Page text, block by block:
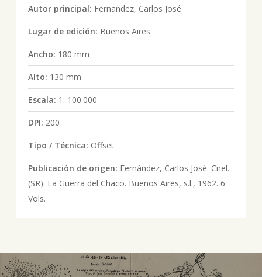
Autor principal: Fernandez, Carlos José
Lugar de edición: Buenos Aires
Ancho: 180 mm
Alto: 130 mm
Escala: 1: 100.000
DPI: 200
Tipo / Técnica: Offset
Publicación de origen: Fernández, Carlos José. Cnel.
(SR): La Guerra del Chaco. Buenos Aires, s.l., 1962. 6
Vols.